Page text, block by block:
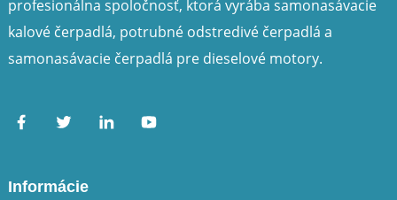
profesionálna spoločnosť, ktorá vyrába samonasávacie
kalové čerpadlá, potrubné odstredivé čerpadlá a
samonasávacie čerpadlá pre dieselové motory.
Informácie